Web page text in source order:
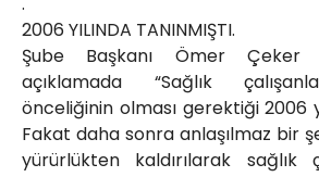
2006 YILINDA TANINMIŞTI.
Şube Başkanı Ömer Çeker
açıklamada “Sağlık
önceliğinin olması gerektiği 2006
Fakat daha sonra anlaşılmaz bir
yürürlükten kaldırılarak sağlık